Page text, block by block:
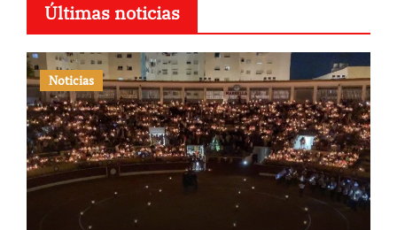
Últimas noticias
Noticias